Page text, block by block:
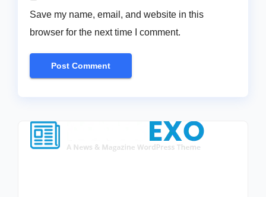
Save my name, email, and website in this
browser for the next time I comment.